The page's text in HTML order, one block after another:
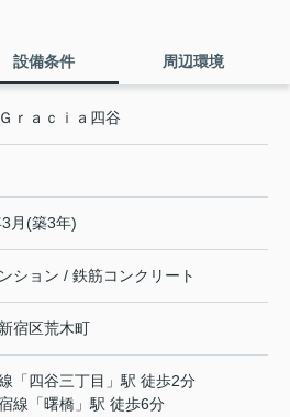
設備条件 周辺環境
ｒａｃｉａ四谷
月(築3年)
ション / 鉄筋コンクリート
新宿区荒木町
「四谷三丁目 」駅 徒歩2分
線 「曙橋 」駅 徒歩6分